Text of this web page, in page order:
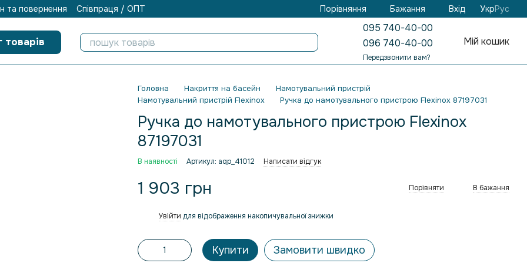
та повернення Співпраця / ОПТ Порівняння Бажання Вхід УкрРус
товарів
095 740-40-00
096 740-40-00
Передзвонити вам?
Мій кошик
Головна Накриття на басейн
Намотувальний пристрій
Намотувальний пристрій Flexinox
Ручка до намотувального пристрою Flexinox 87197031
Ручка до намотувального пристрою Flexinox
87197031
В наявності Артикул: aqp_41012 Написати відгук
1 903 грн Порівняти В бажання
Увійти для відображення накопичувальної знижки
Купити Замовити швидко